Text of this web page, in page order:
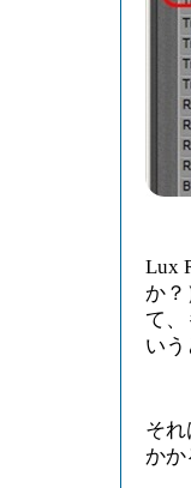
Lux
か
て
い
そ
かか